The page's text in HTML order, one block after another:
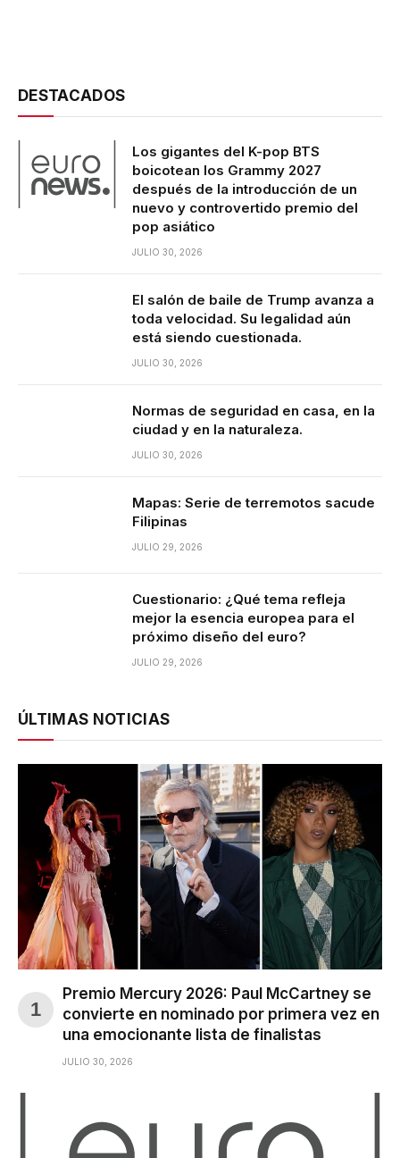
DESTACADOS
Los gigantes del K-pop BTS
boicotean los Grammy 2027
después de la introducción de un
nuevo y controvertido premio del
pop asiático
JULIO 30, 2026
El salón de baile de Trump avanza a
toda velocidad. Su legalidad aún
está siendo cuestionada.
JULIO 30, 2026
Normas de seguridad en casa, en la
ciudad y en la naturaleza.
JULIO 30, 2026
Mapas: Serie de terremotos sacude
Filipinas
JULIO 29, 2026
Cuestionario: ¿Qué tema refleja
mejor la esencia europea para el
próximo diseño del euro?
JULIO 29, 2026
ÚLTIMAS NOTICIAS
Premio Mercury 2026: Paul McCartney se
convierte en nominado por primera vez en
una emocionante lista de finalistas
JULIO 30, 2026